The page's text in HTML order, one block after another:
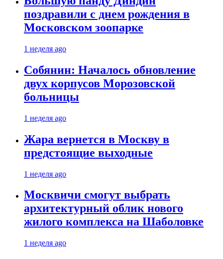
поздравили с днем рождения в
Московском зоопарке
1 неделя ago
Собянин: Началось обновление
двух корпусов Морозовской
больницы
1 неделя ago
Жара вернется в Москву в
предстоящие выходные
1 неделя ago
Москвичи смогут выбрать
архитектурный облик нового
жилого комплекса на Шаболовке
1 неделя ago